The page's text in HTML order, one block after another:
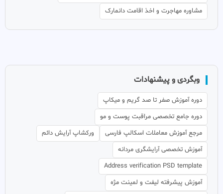
مشاوره مهاجرت و اخذ اقامت دانمارک
وبگردی و پیشنهادات
دوره آموزش صفر تا صد گریم و میکاپ
دوره جامع تخصصی مراقبت پوست و مو
مرجع آموزش معاملات اسکالپ فارسی
ورکشاپ آرایش دائم
آموزش تخصصی آرایشگری مردانه
Address verification PSD template
آموزش پیشرفته لیفت و لمینت مژه